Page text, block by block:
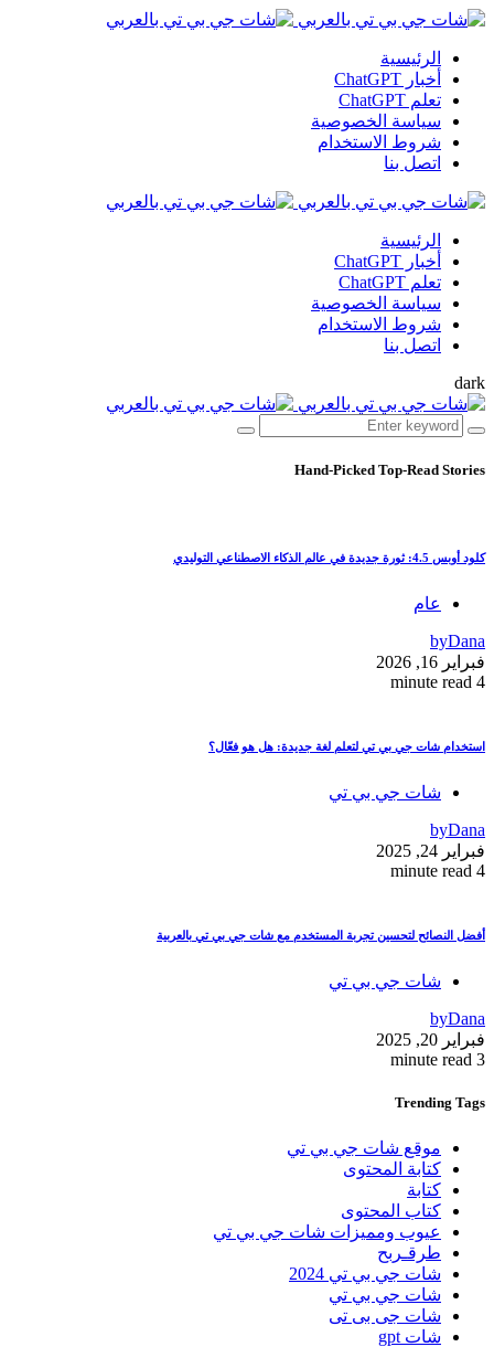
الرئيسية
أخبار ChatGPT
تعلم ChatGPT
سياسة الخصوصية
شروط الاستخدام
اتصل بنا
الرئيسية
أخبار ChatGPT
تعلم ChatGPT
سياسة الخصوصية
شروط الاستخدام
اتصل بنا
dark
Hand-Picked Top-Read Stories
كلود أوبس 4.5: ثورة جديدة في عالم الذكاء الاصطناعي التوليدي
عام
byDana
فبراير 16, 2026
4 minute read
استخدام شات جي بي تي لتعلم لغة جديدة: هل هو فعّال؟
شات جي بي تي
byDana
فبراير 24, 2025
4 minute read
أفضل النصائح لتحسين تجربة المستخدم مع شات جي بي تي بالعربية
شات جي بي تي
byDana
فبراير 20, 2025
3 minute read
Trending Tags
موقع شات جي بي تي
كتابة المحتوى
كتابة
كتاب المحتوى
عيوب ومميزات شات جي بي تي
طرقـربح
شات جي بي تي 2024
شات جي بي تي
شات جى بى تى
شات gpt